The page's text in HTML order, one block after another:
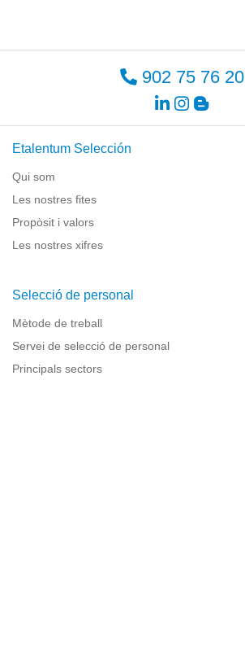
902 75 76 20
Etalentum Selección
Qui som
Les nostres fites
Propòsit i valors
Les nostres xifres
Selecció de personal
Mètode de treball
Servei de selecció de personal
Principals sectors